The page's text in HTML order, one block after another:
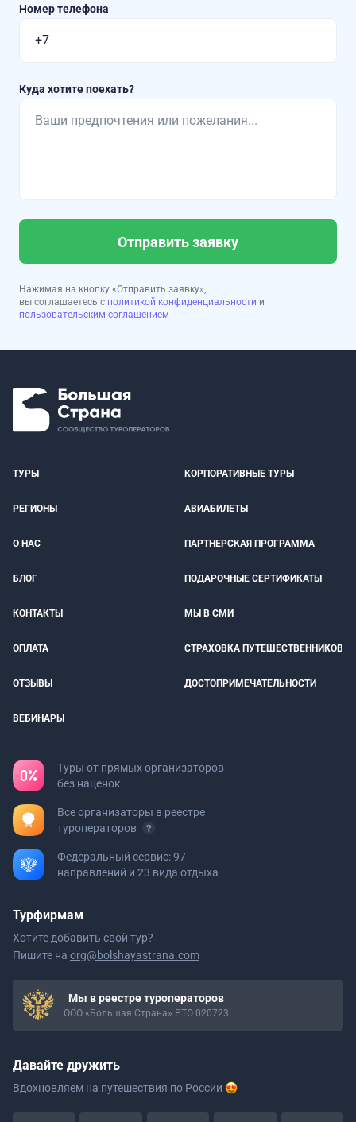
Номер телефона
Куда хотите поехать?
Отправить заявку
Нажимая на кнопку «Отправить заявку»,
вы соглашаетесь с политикой конфиденциальности и
пользовательским соглашением
ТУРЫ КОРПОРАТИВНЫЕ ТУРЫ
РЕГИОНЫ АВИАБИЛЕТЫ
О НАС ПАРТНЕРСКАЯ ПРОГРАММА
БЛОГ ПОДАРОЧНЫЕ СЕРТИФИКАТЫ
КОНТАКТЫ МЫ В СМИ
ОПЛАТА СТРАХОВКА ПУТЕШЕСТВЕННИКОВ
ОТЗЫВЫ ДОСТОПРИМЕЧАТЕЛЬНОСТИ
ВЕБИНАРЫ
Туры от прямых организаторов
без наценок
Все организаторы в реестре
туроператоров
Федеральный сервис: 97
направлений и 23 вида отдыха
Турфирмам
Хотите добавить свой тур?
Пишите на org@bolshayastrana.com
Мы в реестре туроператоров
ООО «Большая Страна» РТО 020723
Давайте дружить
Вдохновляем на путешествия по России